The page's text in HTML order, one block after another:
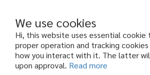
We use cookies
Hi, this website uses essential cookie
proper operation and tracking
how you interact with it. The latter
upon approval. Read more
Copyright© 2024 格林威治股份有限公司